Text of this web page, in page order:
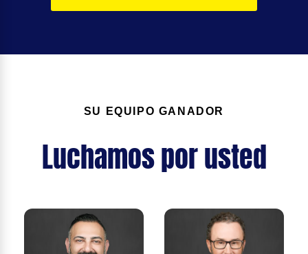
SU EQUIPO GANADOR
Luchamos por usted